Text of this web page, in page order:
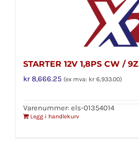
STARTER 12V 1,8PS CW / 9Z
kr8,666.25 (ex mva: kr 6,933.00)
Varenummer: els-01354014
Legg i handlekurv